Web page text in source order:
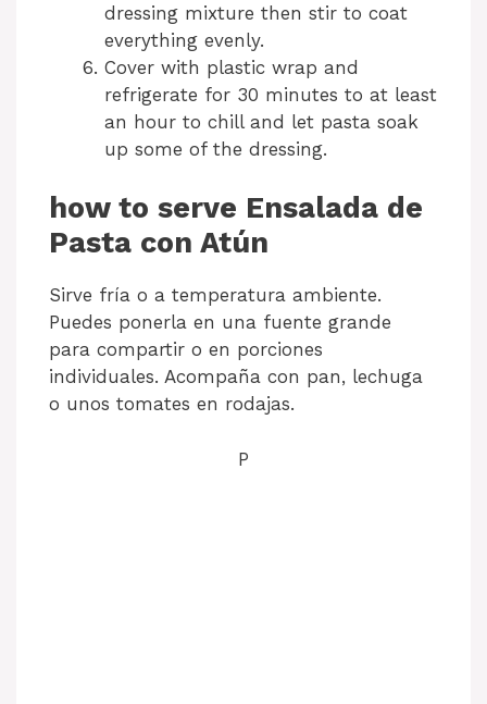
dressing mixture then stir to coat
everything evenly.
Cover with plastic wrap and
refrigerate for 30 minutes to at least
an hour to chill and let pasta soak
up some of the dressing.
how to serve Ensalada de
Pasta con Atún
Sirve fría o a temperatura ambiente.
Puedes ponerla en una fuente grande
para compartir o en porciones
individuales. Acompaña con pan, lechuga
o unos tomates en rodajas.
P